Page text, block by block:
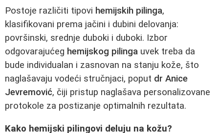
Postoje različiti tipovi hemijskih pilinga,
klasifikovani prema jačini i dubini delovanja:
površinski, srednje duboki i duboki. Izbor
odgovarajućeg hemijskog pilinga uvek treba da
bude individualan i zasnovan na stanju kože, što
naglašavaju vodeći stručnjaci, poput dr Anice
Jevremović, čiji pristup naglašava personalizovane
protokole za postizanje optimalnih rezultata.
Kako hemijski pilingovi deluju na kožu?